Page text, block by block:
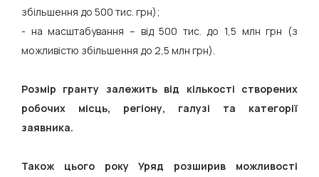
збільшення до 500 тис. грн);
- на масштабування – від 500 тис. до 1,5 млн грн (з
можливістю збільшення до 2,5 млн грн).
Розмір гранту залежить від кількості створених
робочих місць, регіону, галузі та категорії
заявника.
Також цього року Уряд розширив можливості